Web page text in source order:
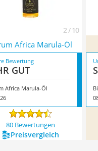
2 / 10
Africa Marula-Öl
Bewertung
GUT
Africa Marula-Öl
80 Bewertungen
Preis­vergleich